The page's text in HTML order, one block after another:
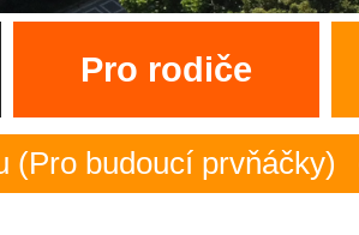
Pro rodiče
prvňáčky)